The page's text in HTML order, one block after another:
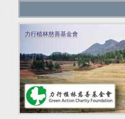
力行植林慈善基金會